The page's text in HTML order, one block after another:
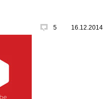
5 16.12.2014